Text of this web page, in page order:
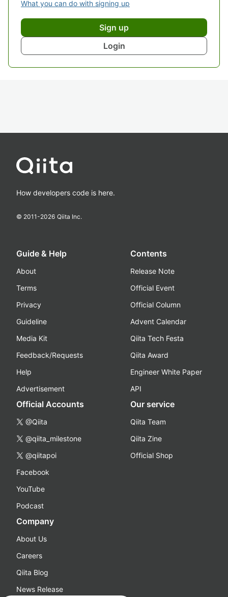
What you can do with signing up
Sign up
Login
How developers code is here.
© 2011-2026 Qiita Inc.
Guide & Help
About
Terms
Privacy
Guideline
Media Kit
Feedback/Requests
Help
Advertisement
Contents
Release Note
Official Event
Official Column
Advent Calendar
Qiita Tech Festa
Qiita Award
Engineer White Paper
API
Official Accounts
@Qiita
@qiita_milestone
@qiitapoi
Facebook
YouTube
Podcast
Our service
Qiita Team
Qiita Zine
Official Shop
Company
About Us
Careers
Qiita Blog
News Release